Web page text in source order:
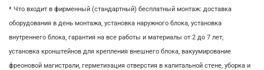
* Что входит в фирменный (стандартный) бесплатный монтаж: доставка
оборудования в день монтажа, установка наружного блока, установка
внутреннего блока, гарантия на все работы и материалы от 2 до 7 лет,
установка кронштейнов для крепления внешнего блока, вакуумирование
фреоновой магистрали, герметизация отверстия в капитальной стене, уборка и